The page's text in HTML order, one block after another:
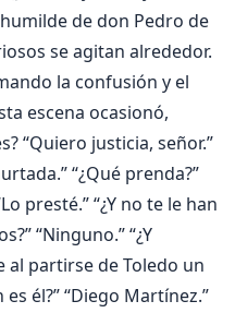
de don Pedro de
se agitan alrededor.
la confusión y el
escena ocasionó,
“Quiero justicia, señor.”
“¿Qué prenda?”
presté.” “¿Y no te le han
“Ninguno.” “¿Y
al partirse de Toledo un
él?” “Diego Martínez.”